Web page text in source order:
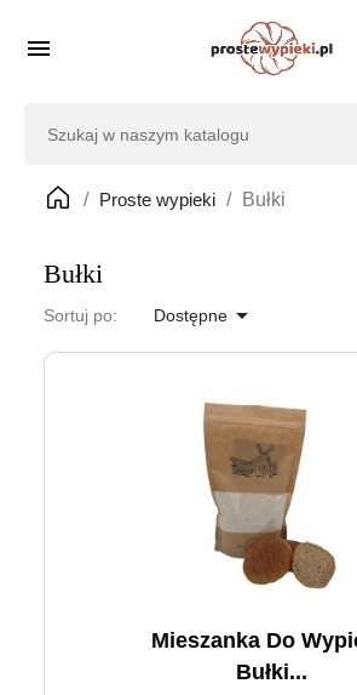

Proste wypieki Bułki
Bułki
Sortuj po: Dostępne 
Mieszanka Do
Bułki...